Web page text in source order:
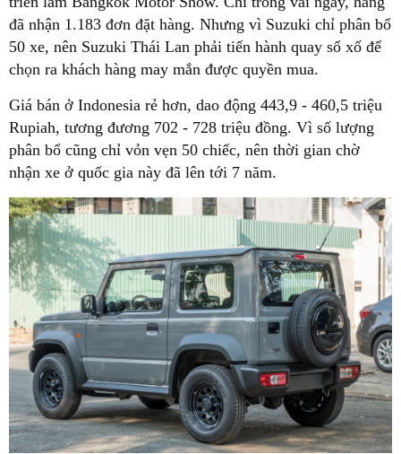
đã nhận 1.183 đơn đặt hàng. Nhưng vì Suzuki chỉ phân bổ
50 xe, nên Suzuki Thái Lan phải tiến hành quay sổ xố để
chọn ra khách hàng may mắn được quyền mua.
Giá bán ở Indonesia rẻ hơn, dao động 443,9 - 460,5 triệu
Rupiah, tương đương 702 - 728 triệu đồng. Vì số lượng
phân bổ cũng chỉ vỏn vẹn 50 chiếc, nên thời gian chờ
nhận xe ở quốc gia này đã lên tới 7 năm.